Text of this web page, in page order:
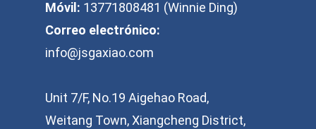
Móvil: 13771808481 (Winnie Ding)
Correo electrónico:
info@jsgaxiao.com
Unit 7/F, No.19 Aigehao Road,
Weitang Town, Xiangcheng District,